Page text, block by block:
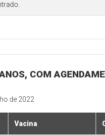
COM
de 2022
Vacina